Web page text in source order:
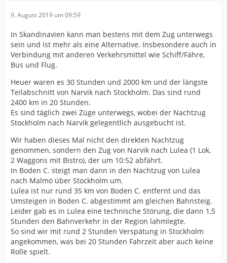
9. August 2019 um 09:59
In Skandinavien kann man bestens mit dem Zug unterwegs
sein und ist mehr als eine Alternative. Insbesondere auch in
Verbindung mit anderen Verkehrsmittel wie Schiff/Fähre,
Bus und Flug.
Heuer waren es 30 Stunden und 2000 km und der längste
Teilabschnitt von Narvik nach Stockholm. Das sind rund
2400 km in 20 Stunden.
Es sind täglich zwei Züge unterwegs, wobei der Nachtzug
Stockholm nach Narvik gelegentlich ausgebucht ist.
Wir haben dieses Mal nicht den direkten Nachtzug
genommen, sondern den Zug von Narvik nach Lulea (1 Lok,
2 Waggons mit Bistro), der um 10:52 abfährt.
In Boden C. steigt man dann in den Nachtzug von Lulea
nach Malmö über Stockholm um.
Lulea ist nur rund 35 km von Boden C. entfernt und das
Umsteigen in Boden C. abgestimmt am gleichen Bahnsteig.
Leider gab es in Lulea eine technische Störung, die dann 1,5
Stunden den Bahnverkehr in der Region lahmlegte.
So sind wir mit rund 2 Stunden Verspätung in Stockholm
angekommen, was bei 20 Stunden Fahrzeit aber auch keine
Rolle spielt.